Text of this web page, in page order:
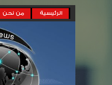
الرئيسية من نحن